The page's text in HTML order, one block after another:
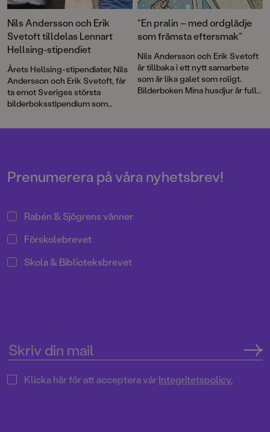
Nils Andersson och Erik
Svetoft tilldelas Lennart
Hellsing-stipendiet
Årets Hellsing-stipendiater, Nils
Andersson och Erik Svetoft, får
ta emot Sveriges största
bilderboksstipendium som
bilderboksskapare.
”En pralin – med ordglädje
som främsta eftersmak”
Nils Andersson och Erik Svetoft
är tillbaka i ett nytt samarbete
som är lika galet som roligt.
Bilderboken Mina husdjur är full
Prenumerera på våra nyhetsbrev!
Rabén & Sjögrens vänner
Förskolebrevet
Skola & Biblioteksbrevet
Klicka här för att acceptera vårIntegritetspolicy.